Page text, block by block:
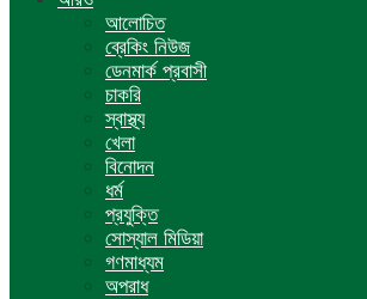
আলোচিত
ব্রেকিং নিউজ
ডেনমার্ক প্রবাসী
চাকরি
স্বাস্থ্য
খেলা
বিনোদন
ধর্ম
প্রযুক্তি
সোস্যাল মিডিয়া
গণমাধ্যম
অপরাধ